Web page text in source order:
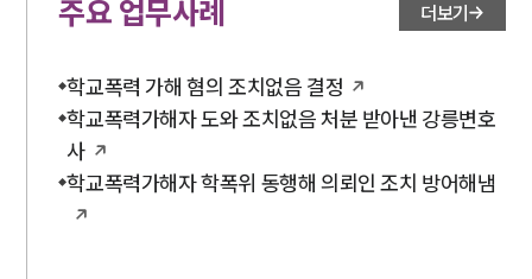
주요 업무사례 더보기
학교폭력 가해 혐의 조치없음 결정
학교폭력가해자 도와 조치없음 처분 받아낸 강릉변호
사
학교폭력가해자 학폭위 동행해 의뢰인 조치 방어해냄